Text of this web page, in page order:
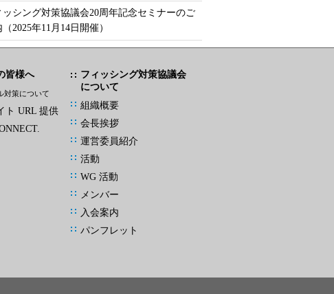
ッシング対策協議会20周年記念セミナーのご
2025年11月14日開催）
皆様へ
対策について
ト URL 提供
フィッシング対策協議会
について
組織概要
会長挨拶
運営委員紹介
活動
WG 活動
メンバー
入会案内
パンフレット